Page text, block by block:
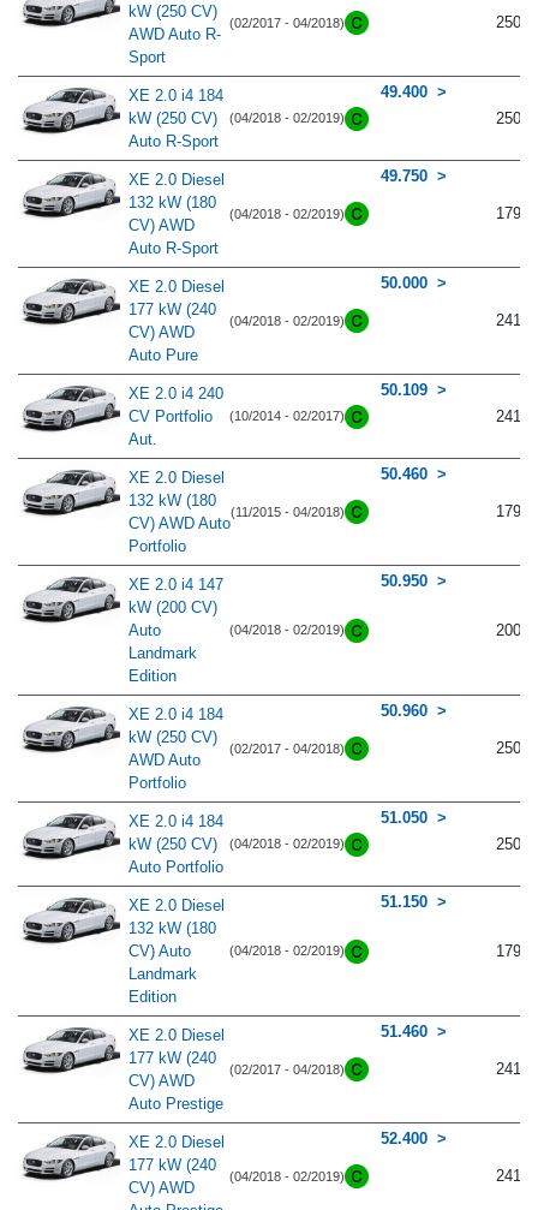
kW (250 CV)
AWD Auto R-
Sport
(02/2017 - 04/2018) 250
XE 2.0 i4 184
kW (250 CV)
Auto R-Sport
(04/2018 - 02/2019)
49.400
250
XE 2.0 Diesel
132 kW (180
CV) AWD
Auto R-Sport
(04/2018 - 02/2019)
49.750
179
XE 2.0 Diesel
177 kW (240
CV) AWD
Auto Pure
(04/2018 - 02/2019)
50.000
241
XE 2.0 i4 240
CV Portfolio
Aut.
(10/2014 - 02/2017)
50.109
241
XE 2.0 Diesel
132 kW (180
CV) AWD Auto
Portfolio
(11/2015 - 04/2018)
50.460
179
XE 2.0 i4 147
kW (200 CV)
Auto
Landmark
Edition
(04/2018 - 02/2019)
50.950
200
XE 2.0 i4 184
kW (250 CV)
AWD Auto
Portfolio
(02/2017 - 04/2018)
50.960
250
XE 2.0 i4 184
kW (250 CV)
Auto Portfolio
(04/2018 - 02/2019)
51.050
250
XE 2.0 Diesel
132 kW (180
CV) Auto
Landmark
Edition
(04/2018 - 02/2019)
51.150
179
XE 2.0 Diesel
177 kW (240
CV) AWD
Auto Prestige
(02/2017 - 04/2018)
51.460
241
XE 2.0 Diesel
177 kW (240
CV) AWD
(04/2018 - 02/2019)
52.400
241